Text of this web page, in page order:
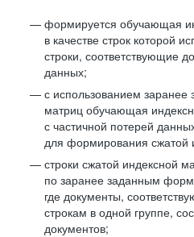
формируется обучающая
в качестве строк которой
строки, соответствующие
данных;
с использованием
матриц обучающая
с частичной потерей
для формирования сжатой
строки сжатой индексной
по заранее заданным
где документы,
строкам в одной группе,
документов;